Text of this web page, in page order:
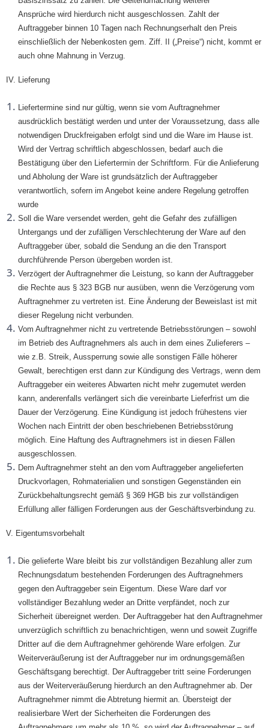
Ansprüche wird hierdurch nicht ausgeschlossen. Zahlt der
Auftraggeber binnen 10 Tagen nach Rechnungserhalt den Preis
einschließlich der Nebenkosten gem. Ziff. II („Preise“) nicht, kommt er
auch ohne Mahnung in Verzug.
IV. Lieferung
Liefertermine sind nur gültig, wenn sie vom Auftragnehmer
ausdrücklich bestätigt werden und unter der Voraussetzung, dass alle
notwendigen Druckfreigaben erfolgt sind und die Ware im Hause ist.
Wird der Vertrag schriftlich abgeschlossen, bedarf auch die
Bestätigung über den Liefertermin der Schriftform. Für die Anlieferung
und Abholung der Ware ist grundsätzlich der Auftraggeber
verantwortlich, sofern im Angebot keine andere Regelung getroffen
wurde
Soll die Ware versendet werden, geht die Gefahr des zufälligen
Untergangs und der zufälligen Verschlechterung der Ware auf den
Auftraggeber über, sobald die Sendung an die den Transport
durchführende Person übergeben worden ist.
Verzögert der Auftragnehmer die Leistung, so kann der Auftraggeber
die Rechte aus § 323 BGB nur ausüben, wenn die Verzögerung vom
Auftragnehmer zu vertreten ist. Eine Änderung der Beweislast ist mit
dieser Regelung nicht verbunden.
Vom Auftragnehmer nicht zu vertretende Betriebsstörungen – sowohl
im Betrieb des Auftragnehmers als auch in dem eines Zulieferers –
wie z.B. Streik, Aussperrung sowie alle sonstigen Fälle höherer
Gewalt, berechtigen erst dann zur Kündigung des Vertrags, wenn dem
Auftraggeber ein weiteres Abwarten nicht mehr zugemutet werden
kann, anderenfalls verlängert sich die vereinbarte Lieferfrist um die
Dauer der Verzögerung. Eine Kündigung ist jedoch frühestens vier
Wochen nach Eintritt der oben beschriebenen Betriebsstörung
möglich. Eine Haftung des Auftragnehmers ist in diesen Fällen
ausgeschlossen.
Dem Auftragnehmer steht an den vom Auftraggeber angelieferten
Druckvorlagen, Rohmaterialien und sonstigen Gegenständen ein
Zurückbehaltungsrecht gemäß § 369 HGB bis zur vollständigen
Erfüllung aller fälligen Forderungen aus der Geschäftsverbindung zu.
V. Eigentumsvorbehalt
Die gelieferte Ware bleibt bis zur vollständigen Bezahlung aller zum
Rechnungsdatum bestehenden Forderungen des Auftragnehmers
gegen den Auftraggeber sein Eigentum. Diese Ware darf vor
vollständiger Bezahlung weder an Dritte verpfändet, noch zur
Sicherheit übereignet werden. Der Auftraggeber hat den Auftragnehmer
unverzüglich schriftlich zu benachrichtigen, wenn und soweit Zugriffe
Dritter auf die dem Auftragnehmer gehörende Ware erfolgen. Zur
Weiterveräußerung ist der Auftraggeber nur im ordnungsgemäßen
Geschäftsgang berechtigt. Der Auftraggeber tritt seine Forderungen
aus der Weiterveräußerung hierdurch an den Auftragnehmer ab. Der
Auftragnehmer nimmt die Abtretung hiermit an. Übersteigt der
realisierbare Wert der Sicherheiten die Forderungen des